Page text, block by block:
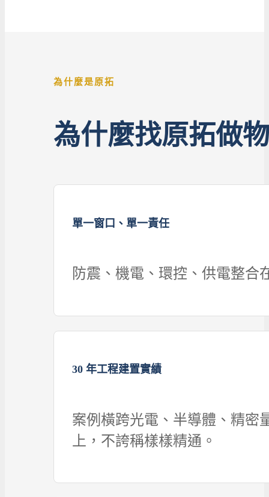
為什麼是原拓
為什麼找原拓做
單一窗口、單一責任
防震、機電、環控、供電整合
30 年工程建置實績
案例橫跨光電、半導體、精密
上，不誇稱樣樣精通。